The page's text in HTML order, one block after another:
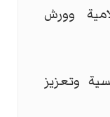
وورش
وتعزيز